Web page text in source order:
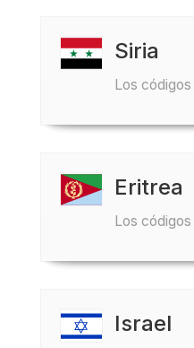
Siria
Los códigos
Eritrea
Los códigos
Israel